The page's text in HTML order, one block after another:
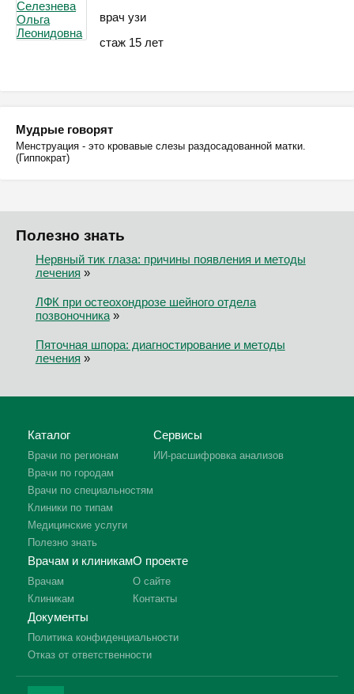
врач узи
стаж 15 лет
Мудрые говорят
Менструация - это кровавые слезы раздосадованной матки.
(Гиппократ)
Полезно знать
Нервный тик глаза: причины появления и методы
лечения »
ЛФК при остеохондрозе шейного отдела
позвоночника»
Пяточная шпора: диагностирование и методы
лечения »
Каталог
Врачи по регионам
Врачи по городам
Врачи по специальностям
Клиники по типам
Медицинские услуги
Полезно знать
Сервисы
ИИ-расшифровка анализов
Врачам и клиникам
Врачам
Клиникам
О проекте
О сайте
Контакты
Документы
Политика конфиденциальности
Отказ от ответственности